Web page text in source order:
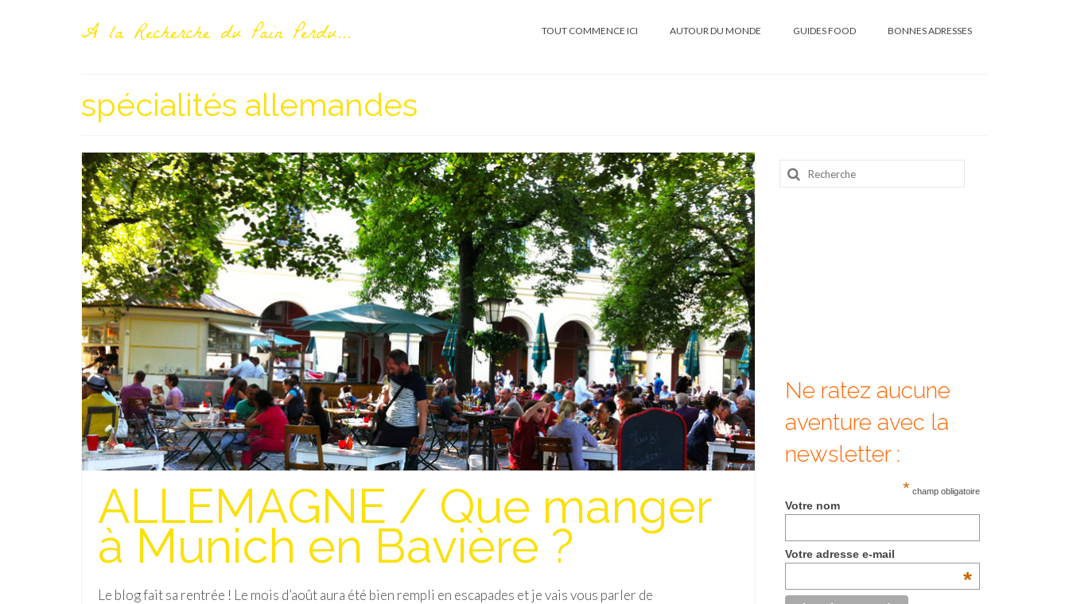
A la Recherche du Pain Perdu... TOUT COMMENCE ICI AUTOUR DU MONDE GUIDES FOOD BONNES ADRESSES
spécialités allemandes
ALLEMAGNE / Que manger
à Munich en Bavière ?
Le blog fait sa rentrée ! Le mois d’août aura été bien rempli en escapades et je vais vous parler de
Rechercher
:
Ne ratez aucune
aventure avec la
newsletter :
* champ obligatoire
Votre nom
Votre adresse e-mail
*